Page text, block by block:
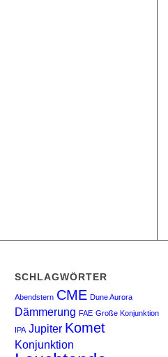
SCHLAGWÖRTER
Abendstern CME Dune Aurora
Dämmerung FAE Große Konjunktion
IPA Jupiter Komet
Konjunktion